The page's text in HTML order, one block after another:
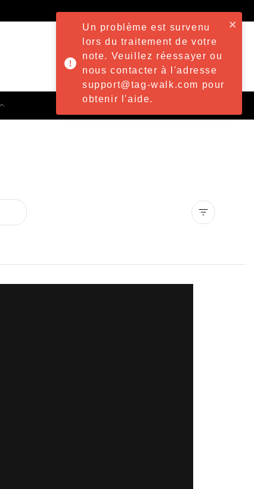
Un problème est survenu
lors du traitement de votre
note. Veuillez réessayer ou
nous contacter à l'adresse
support@tag-walk.com pour
obtenir l'aide.